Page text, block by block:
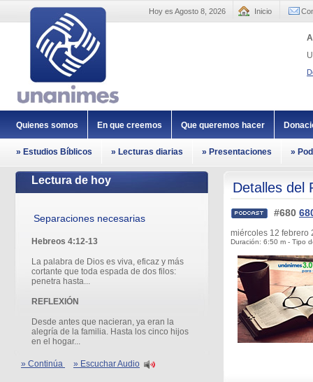
Hoy es Agosto 8, 2026 Inicio
Quienes somos En que creemos Que queremos hacer
» Estudios Bíblicos » Lecturas diarias » Presentaciones »
Lectura de hoy
Separaciones necesarias
Hebreos 4:12-13
La palabra de Dios es viva, eficaz y más
cortante que toda espada de dos filos:
penetra hasta...
REFLEXIÓN
Desde antes que nacieran, ya eran la
alegría de la familia. Hasta los cinco hijos
en el hogar...
» Continúa » Escuchar Audio
Detalles del
#680
miércoles 12
Duración: 6:50 m - Tipo